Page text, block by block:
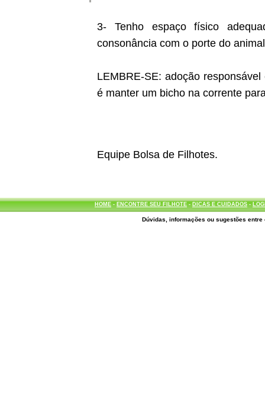
3- Tenho espaço físico
consonância com o porte do
LEMBRE-SE: adoção
é manter um bicho na corrente
Equipe Bolsa de Filhotes.
HOME- ENCONTRE SEU FILHOTE- DICAS E CUIDADOS-
Dúvidas, informações ou sugestões